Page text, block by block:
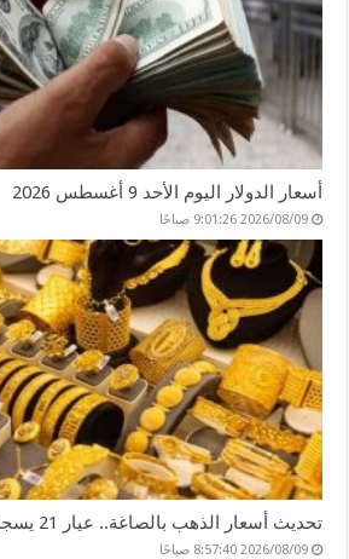
أسعار الدولار اليوم الأحد 9 أغسطس 2026
2026/08/09 9:01:26 صباحًا
تحديث أسعار الذهب بالصاغة.. عيار 21 يسجل 6095 جنيهاً للشراء
2026/08/09 8:57:40 صباحًا